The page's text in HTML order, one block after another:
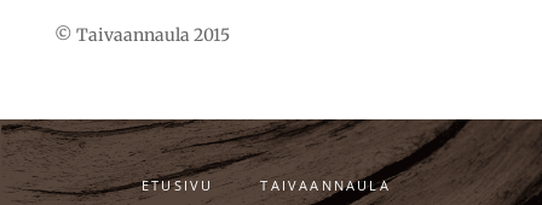
© Taivaannaula 2015
ETUSIVU TAIVAANNAULA